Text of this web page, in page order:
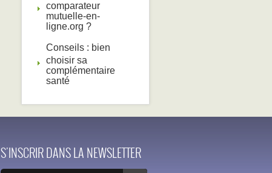
comparateur
mutuelle-en-
ligne.org ?
Conseils : bien
choisir sa
complémentaire
santé
S'INSCRIR DANS LA NEWSLETTER